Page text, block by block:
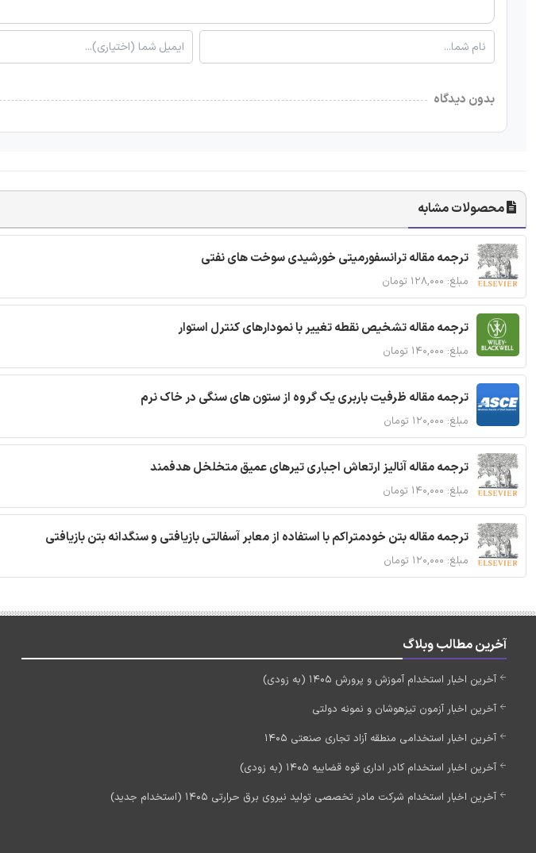
بدون دیدگاه
محصولات مشابه
ترجمه مقاله ترانسفورمیتی خورشیدی سوخت های نفتی
مبلغ: ۱۲۸,۰۰۰ تومان
ترجمه مقاله تشخیص نقطه تغییر با نمودارهای کنترل استوار
مبلغ: ۱۴۰,۰۰۰ تومان
ترجمه مقاله ظرفیت باربری یک گروه از ستون های سنگی در خاک نرم
مبلغ: ۱۲۰,۰۰۰ تومان
ترجمه مقاله آنالیز ارتعاش اجباری تیرهای عمیق متخلخل هدفمند
مبلغ: ۱۴۰,۰۰۰ تومان
ترجمه مقاله بتن خودمتراکم با استفاده از معابر آسفالتی بازیافتی و سنگدانه بتن بازیافتی
مبلغ: ۱۲۰,۰۰۰ تومان
آخرین مطالب وبلاگ
آخرین اخبار استخدام آموزش و پرورش 1405 (به زودی)
آخرین اخبار آزمون تیزهوشان و نمونه دولتی
آخرین اخبار استخدامی منطقه آزاد تجاری صنعتی 1405
آخرین اخبار استخدام کادر اداری قوه قضاییه 1405 (به زودی)
آخرین اخبار استخدام شرکت مادر تخصصی تولید نیروی برق حرارتی 1405 (استخدام جدید)